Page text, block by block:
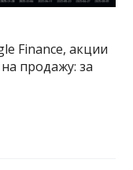
Finance, акции
продажу: за